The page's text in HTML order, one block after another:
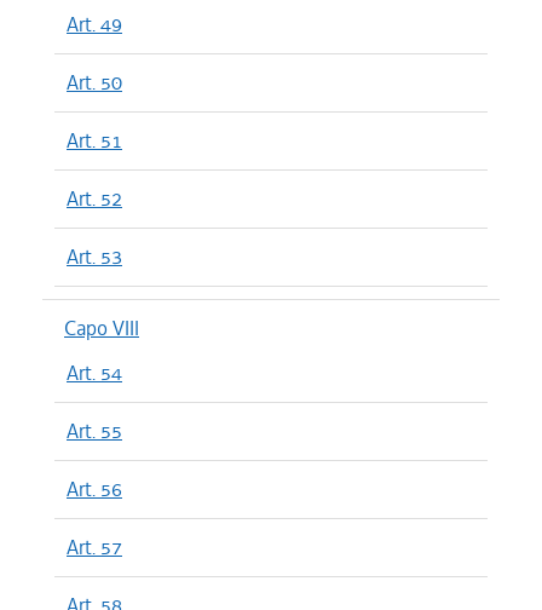
Art. 49
Art. 50
Art. 51
Art. 52
Art. 53
Capo VIII
Art. 54
Art. 55
Art. 56
Art. 57